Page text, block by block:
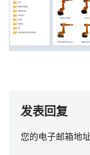
发表回复
您的电子邮箱地